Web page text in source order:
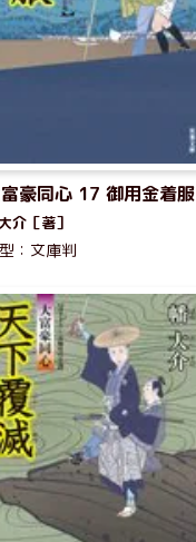
豪同心 17 御用金着服
介［著］
：文庫判